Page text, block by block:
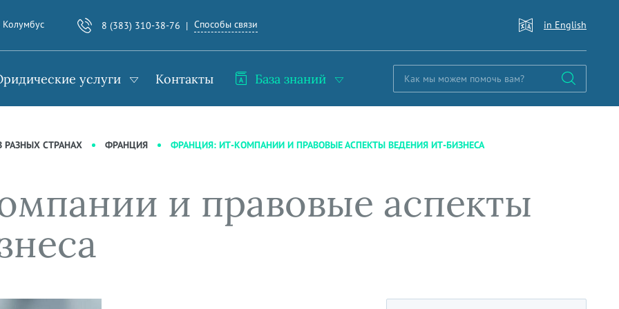
Колумбус 8 (383) 310-38-76 Способы связи in English
услуги Контакты База знаний
СТРАНАХ ФРАНЦИЯ ФРАНЦИЯ: ИТ-КОМПАНИИ И ПРАВОВЫЕ АСПЕКТЫ ВЕДЕНИЯ ИТ-БИЗНЕСА
и правовые аспекты